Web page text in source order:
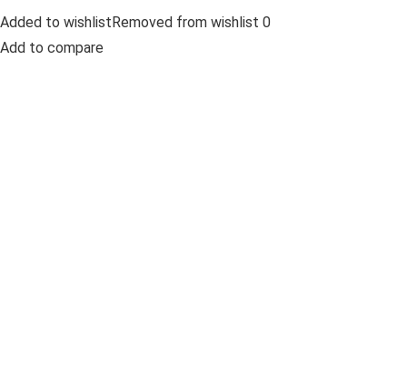
Added to wishlistRemoved from wishlist 0
Add to compare